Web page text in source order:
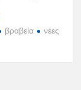
βραβεία
νέες